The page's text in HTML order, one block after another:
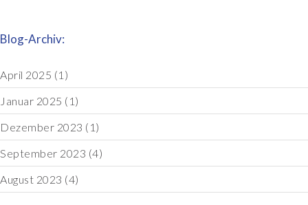
Blog-Archiv:
April 2025 (1)
Januar 2025 (1)
Dezember 2023 (1)
September 2023 (4)
August 2023 (4)